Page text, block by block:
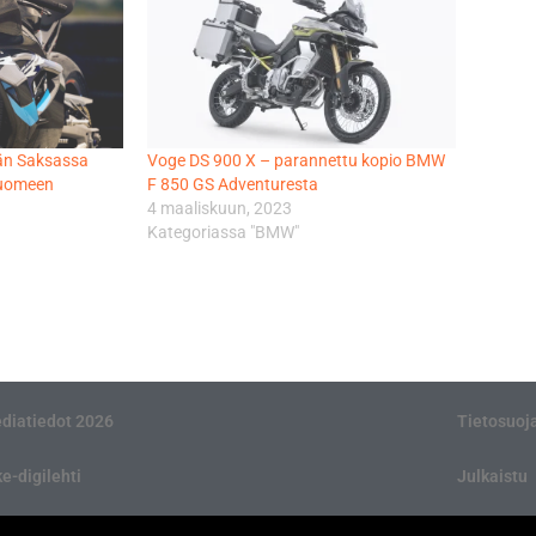
Saksassa
Voge DS 900 X – parannettu kopio BMW
F 850 GS Adventuresta
4 maaliskuun, 2023
Kategoriassa "BMW"
2026
digilehti Julkaistu